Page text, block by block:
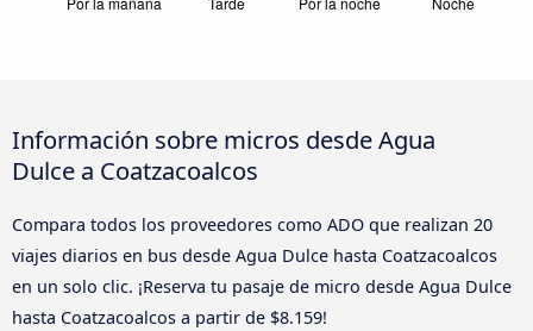
Información sobre micros desde Agua
Dulce a Coatzacoalcos
Compara todos los proveedores como ADO que realizan 20
viajes diarios en bus desde Agua Dulce hasta Coatzacoalcos
en un solo clic. ¡Reserva tu pasaje de micro desde Agua Dulce
hasta Coatzacoalcos a partir de $8.159!